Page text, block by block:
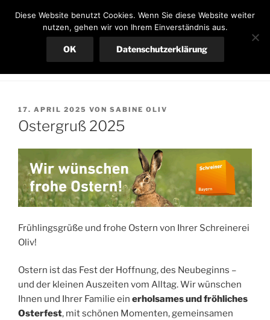
InhaltSCHREINEREI OLIV
Ihre Schreinerei in Neuried
Menü
VERÖFFENTLICHT
AM
17. APRIL 2025 VON SABINE OLIV
Ostergruß 2025
Frühlingsgrüße und frohe Ostern von Ihrer Schreinerei
Oliv!
Ostern ist das Fest der Hoffnung, des Neubeginns –
und der kleinen Auszeiten vom Alltag. Wir wünschen
Ihnen und Ihrer Familie ein erholsames und fröhliches
Osterfest, mit schönen Momenten, gemeinsamen
Diese Website benutzt Cookies. Wenn Sie diese Website weiter
nutzen, gehen wir von Ihrem Einverständnis aus.
OK Datenschutzerklärung